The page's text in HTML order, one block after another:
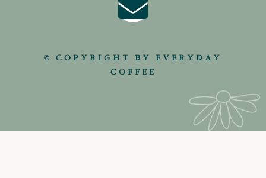
© COPYRIGHT BY EVERYDAY
COFFEE